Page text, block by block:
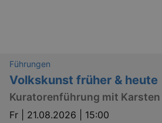
Führungen
Volkskunst früher & heute
Kuratorenführung mit
Fr | 21.08.2026 | 15:00